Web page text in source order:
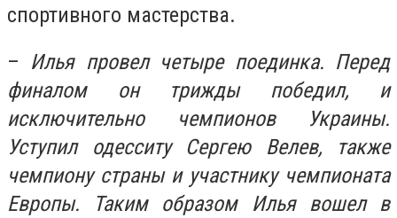
спортивного мастерства.
– Илья провел четыре поединка. Перед
финалом он трижды победил, и
исключительно чемпионов Украины.
Уступил одесситу Сергею Велев, также
чемпиону страны и участнику чемпионата
Европы. Таким образом Илья вошел в